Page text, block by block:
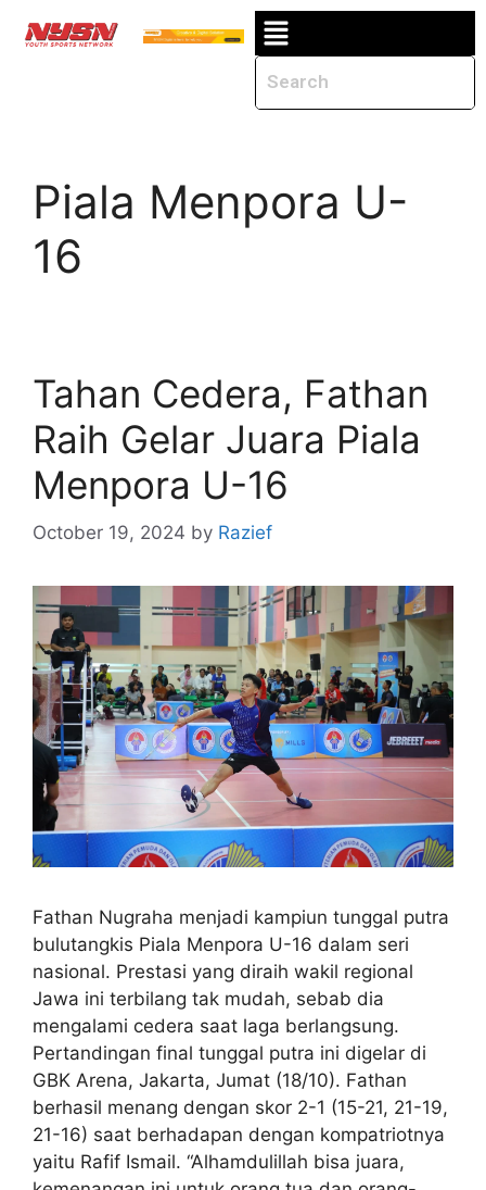
Piala Menpora U-
16
Tahan Cedera, Fathan
Raih Gelar Juara Piala
Menpora U-16
October 19, 2024 by Razief
Fathan Nugraha menjadi kampiun tunggal putra
bulutangkis Piala Menpora U-16 dalam seri
nasional. Prestasi yang diraih wakil regional
Jawa ini terbilang tak mudah, sebab dia
mengalami cedera saat laga berlangsung.
Pertandingan final tunggal putra ini digelar di
GBK Arena, Jakarta, Jumat (18/10). Fathan
berhasil menang dengan skor 2-1 (15-21, 21-19,
21-16) saat berhadapan dengan kompatriotnya
yaitu Rafif Ismail. “Alhamdulillah bisa juara,